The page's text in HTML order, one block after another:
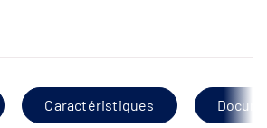
Caractéristiques